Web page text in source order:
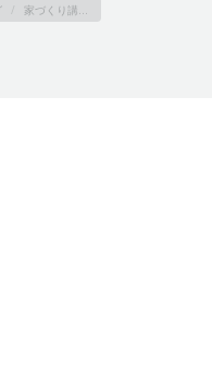
家づくり講…